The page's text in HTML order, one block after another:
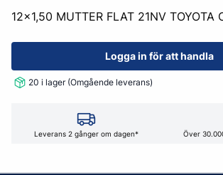
12x1,50 MUTTER FLAT 21NV TOYOTA
Logga in för att handla
20 i lager (Omgående leverans)
Leverans 2 gånger om dagen* Över